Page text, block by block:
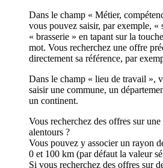
Dans le champ « Métier,
vous pouvez saisir, par exemple, «
« brasserie » en tapant sur la
mot. Vous recherchez une offre
directement sa référence, par
Dans le champ « lieu de travail »,
saisir une commune, un
un continent.
Vous recherchez des offres sur une
alentours ?
Vous pouvez y associer un rayon
0 et 100 km (par défaut la valeur
Si vous recherchez des offres sur